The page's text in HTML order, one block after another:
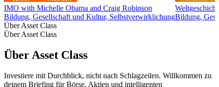
IMO with Michelle Obama and Craig Robinson
Bildung, Gesellschaft und Kultur, SelbstverwirklichungBildung,
Über Asset Class
Über Asset Class
Über Asset Class
Investiere mit Durchblick, nicht nach Schlagzeilen. Willkommen zu
deinem Briefing für Börse, Aktien und intelligenten